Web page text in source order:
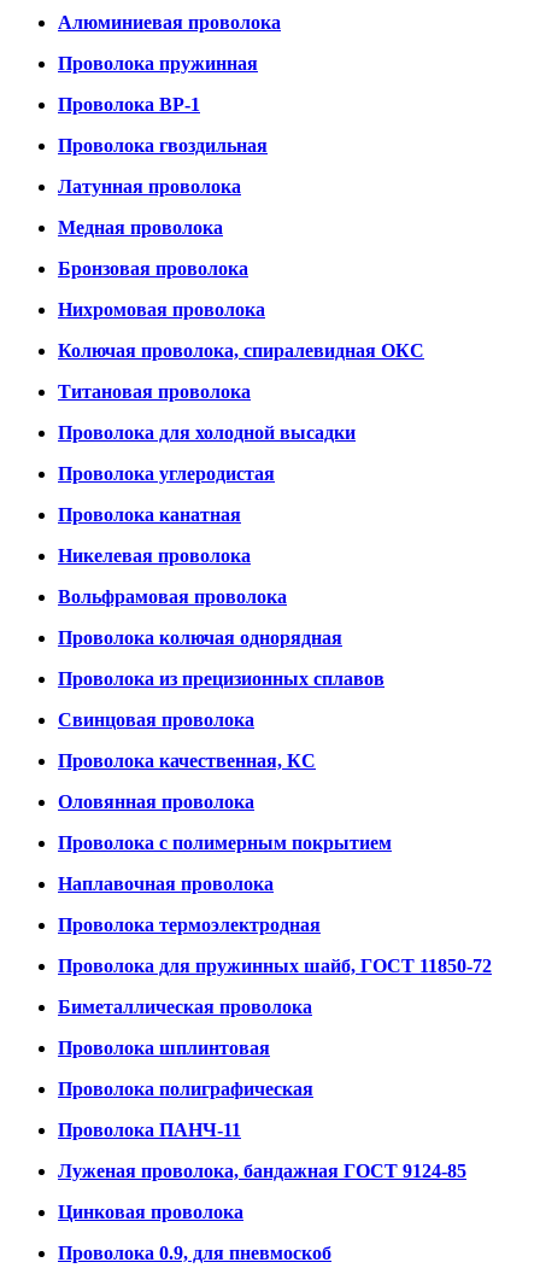
Алюминиевая проволока
Проволока пружинная
Проволока ВР-1
Проволока гвоздильная
Латунная проволока
Медная проволока
Бронзовая проволока
Нихромовая проволока
Колючая проволока, спиралевидная ОКС
Титановая проволока
Проволока для холодной высадки
Проволока углеродистая
Проволока канатная
Никелевая проволока
Вольфрамовая проволока
Проволока колючая однорядная
Проволока из прецизионных сплавов
Свинцовая проволока
Проволока качественная, КС
Оловянная проволока
Проволока с полимерным покрытием
Наплавочная проволока
Проволока термоэлектродная
Проволока для пружинных шайб, ГОСТ 11850-72
Биметаллическая проволока
Проволока шплинтовая
Проволока полиграфическая
Проволока ПАНЧ-11
Луженая проволока, бандажная ГОСТ 9124-85
Цинковая проволока
Проволока 0.9, для пневмоскоб